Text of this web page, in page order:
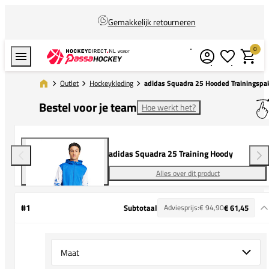
Gemakkelijk retourneren
0
Outlet Hockeykleding adidas Squadra 25 Hooded
Bestel voor je team Hoe werkt het?
adidas Squadra 25 Training Hoody
Alles over dit product
#1 Subtotaal Adviesprijs:€ 94,90€ 61,45